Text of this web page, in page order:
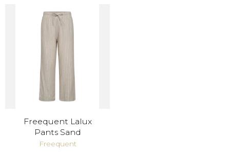
Freequent Lalux
Pants Sand
Freequent